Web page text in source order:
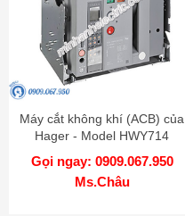
Máy cắt không khí (ACB) của
Hager - Model HWY714
Gọi ngay: 0909.067.950
Ms.Châu